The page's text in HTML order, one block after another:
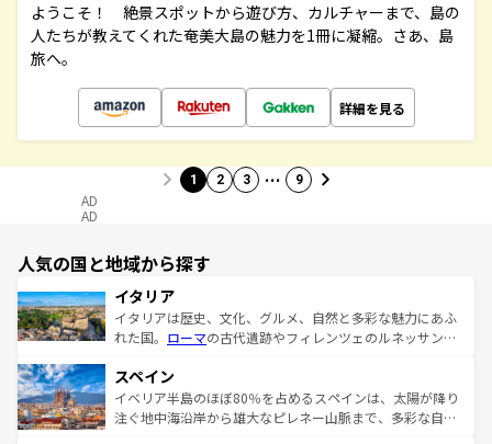
ようこそ！ 絶景スポットから遊び方、カルチャーまで、島の
人たちが教えてくれた奄美大島の魅力を1冊に凝縮。さあ、島
旅へ。
詳細を見る
1 2 3 … 9
AD
AD
人気の国と地域から探す
イタリア
イタリアは歴史、文化、グルメ、自然と多彩な魅力にあふ
れた国。 ローマの古代遺跡やフィレンツェのルネッサンス
ろん、トスカーナの美しい田園風景やアマルフィ海岸の絶
景など、自然景観も見逃せない。観光の合間には、本場の
ピザやパスタなど、絶品のイタリア料理を堪能することも
スペイン
イベリア半島のほぼ80％を占めるスペインは、太陽が降り
注ぐ地中海沿岸から雄大なピレネー山脈まで、多彩な自然